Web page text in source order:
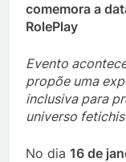
comemora a
RolePlay
Evento
propõe uma
inclusiva para
universo
No dia 16 de